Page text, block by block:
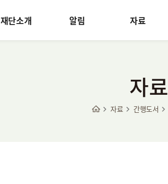
재단소개 알림 자료
자료
자료 간행도서